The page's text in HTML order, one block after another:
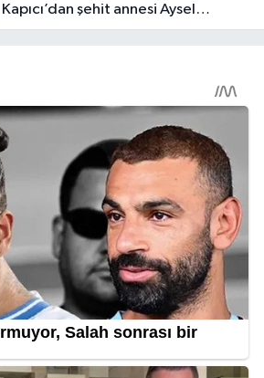
Kapıcı’dan şehit annesi Aysel
Belen’e anlamlı ziyaret